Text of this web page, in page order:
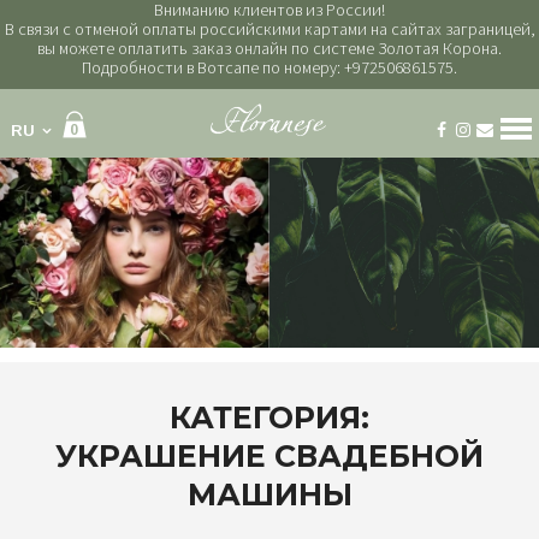
Вниманию клиентов из России!
В связи с отменой оплаты российскими картами на сайтах заграницей,
вы можете оплатить заказ онлайн по системе Золотая Корона.
Подробности в Вотсапе по номеру: +972506861575.
RU 0
Категории
букеты
букет невесты
венки на голову
горшечные растения
композиции
украшение свадебной машины
цветочные коробки
шоколад и вино
КАТЕГОРИЯ:
УКРАШЕНИЕ СВАДЕБНОЙ
МАШИНЫ